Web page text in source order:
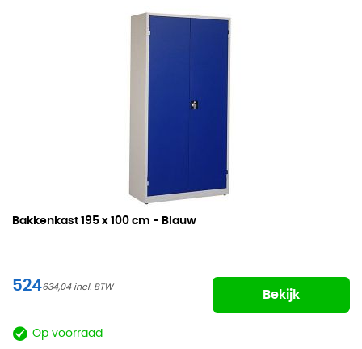
Bakkenkast 195 x 100 cm - Blauw
524634,04
Bekijk
Op voorraad